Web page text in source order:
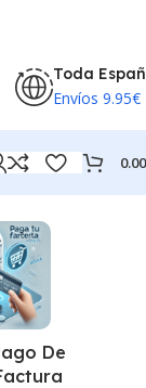
Toda
Envíos 9.95€
De